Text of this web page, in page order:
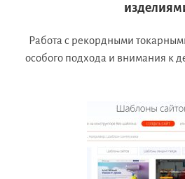
Работа с рекордными
особого подхода и внимания к